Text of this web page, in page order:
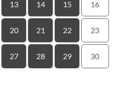
13 14 15 16
20 21 22 23
27 28 29 30